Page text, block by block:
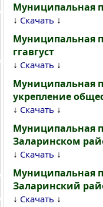
Муниципальная
↓ Скачать ↓
Муниципальная
ггавгуст
↓ Скачать ↓
Муниципальная
укрепление
↓ Скачать ↓
Муниципальная
Заларинском
↓ Скачать ↓
Муниципальная
Заларинский
↓ Скачать ↓